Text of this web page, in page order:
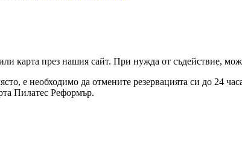
карта през нашия сайт. При нужда от съдействие,
е необходимо да отмените резервацията си до 24
Пилатес Реформър.